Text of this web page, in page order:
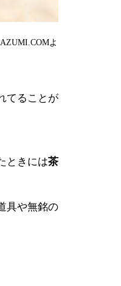
よ
てることが
ときには茶
具や無銘の